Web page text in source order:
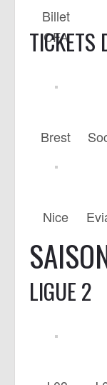
Billet
CFA
TICKETS
Brest
Nice
LIGUE 2